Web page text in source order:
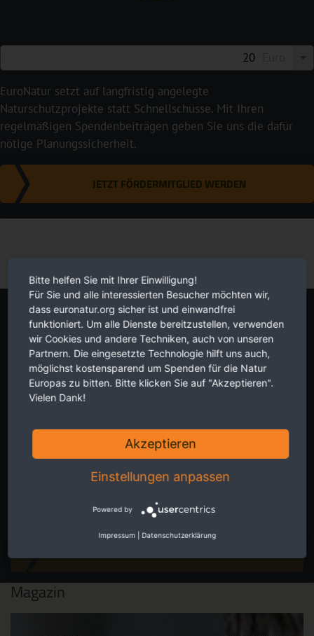
EuroNatur setzt auf langfristig angelegte
Naturschutzprojekte statt Schnellschüsse. Mit Ihren
regelmäßigen Spendenbeiträgen geben Sie uns die dafür
nötige Planungssicherheit.
JETZT FÖRDERMITGLIED WERDEN
Newsletter
Naturschutz in Europa. Zwei Mal im Monat, kostenlos für Sie. Hier
Newsletter abonnieren.
Die Hinweise zumDatenschutzhabe ich verstanden.
Magazin
Bitte helfen Sie mit Ihrer Einwilligung!
Für Sie und alle interessierten Besucher möchten wir,
dass euronatur.org sicher ist und einwandfrei
funktioniert. Um alle Dienste bereitzustellen, verwenden
wir Cookies und andere Techniken, auch von unseren
Partnern. Die eingesetzte Technologie hilft uns auch,
möglichst kostensparend um Spenden für die Natur
Europas zu bitten. Bitte klicken Sie auf "Akzeptieren".
Vielen Dank!
Akzeptieren
Einstellungen anpassen
Powered by
Impressum Datenschutzerklärung